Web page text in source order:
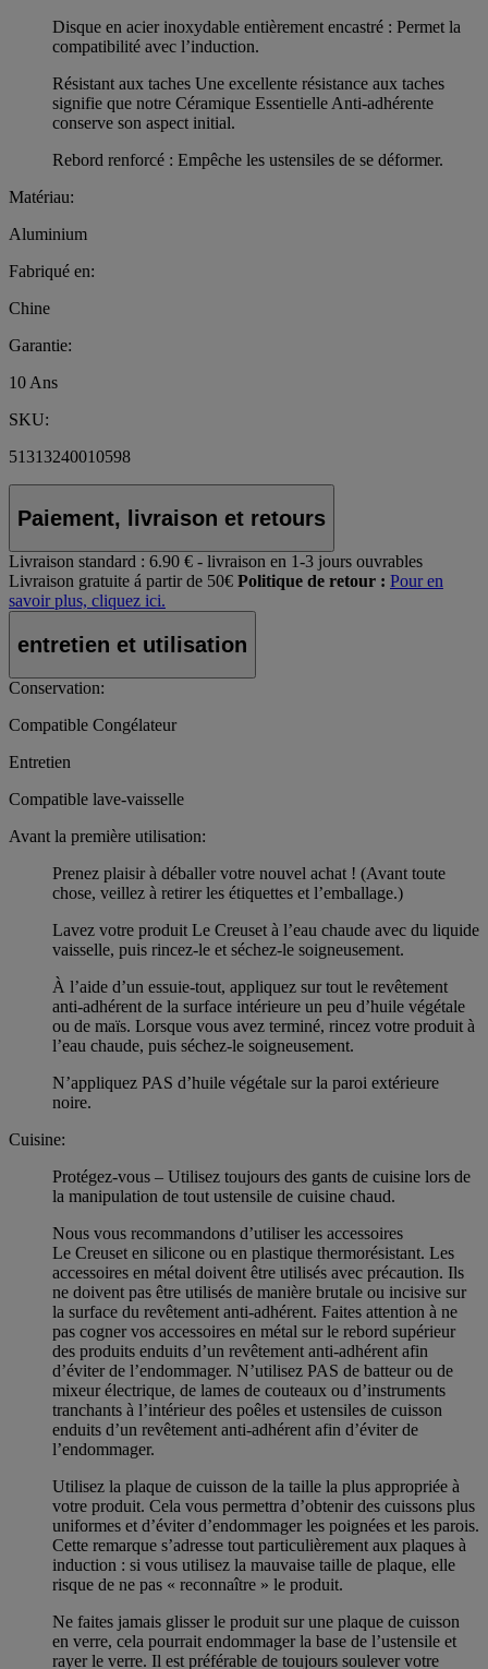
Disque en acier inoxydable entièrement encastré : Permet la
compatibilité avec l’induction.
Résistant aux taches Une excellente résistance aux taches
signifie que notre Céramique Essentielle Anti-adhérente
conserve son aspect initial.
Rebord renforcé : Empêche les ustensiles de se déformer.
Matériau:
Aluminium
Fabriqué en:
Chine
Garantie:
10 Ans
SKU:
51313240010598
Paiement, livraison et retours
Livraison standard : 6.90 € - livraison en 1-3 jours ouvrables
Livraison gratuite á partir de 50€ Politique de retour : Pour en
savoir plus, cliquez ici.
entretien et utilisation
Conservation:
Compatible Congélateur
Entretien
Compatible lave-vaisselle
Avant la première utilisation:
Prenez plaisir à déballer votre nouvel achat ! (Avant toute
chose, veillez à retirer les étiquettes et l’emballage.)
Lavez votre produit Le Creuset à l’eau chaude avec du liquide
vaisselle, puis rincez-le et séchez-le soigneusement.
À l’aide d’un essuie-tout, appliquez sur tout le revêtement
anti-adhérent de la surface intérieure un peu d’huile végétale
ou de maïs. Lorsque vous avez terminé, rincez votre produit à
l’eau chaude, puis séchez-le soigneusement.
N’appliquez PAS d’huile végétale sur la paroi extérieure
noire.
Cuisine:
Protégez-vous – Utilisez toujours des gants de cuisine lors de
la manipulation de tout ustensile de cuisine chaud.
Nous vous recommandons d’utiliser les accessoires
Le Creuset en silicone ou en plastique thermorésistant. Les
accessoires en métal doivent être utilisés avec précaution. Ils
ne doivent pas être utilisés de manière brutale ou incisive sur
la surface du revêtement anti-adhérent. Faites attention à ne
pas cogner vos accessoires en métal sur le rebord supérieur
des produits enduits d’un revêtement anti-adhérent afin
d’éviter de l’endommager. N’utilisez PAS de batteur ou de
mixeur électrique, de lames de couteaux ou d’instruments
tranchants à l’intérieur des poêles et ustensiles de cuisson
enduits d’un revêtement anti-adhérent afin d’éviter de
l’endommager.
Utilisez la plaque de cuisson de la taille la plus appropriée à
votre produit. Cela vous permettra d’obtenir des cuissons plus
uniformes et d’éviter d’endommager les poignées et les parois.
Cette remarque s’adresse tout particulièrement aux plaques à
induction : si vous utilisez la mauvaise taille de plaque, elle
risque de ne pas « reconnaître » le produit.
Ne faites jamais glisser le produit sur une plaque de cuisson
en verre, cela pourrait endommager la base de l’ustensile et
rayer le verre. Il est préférable de toujours soulever votre